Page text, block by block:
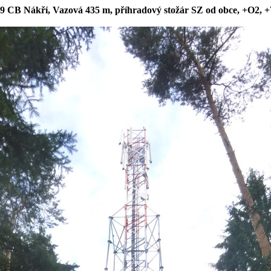
CB Nákří, Vazová 435 m, příhradový stožár SZ od obce, +O2,